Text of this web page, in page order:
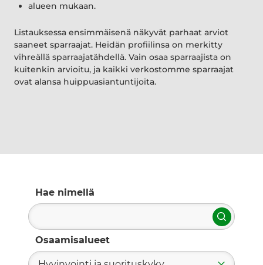
alueen mukaan.
Listauksessa ensimmäisenä näkyvät parhaat arviot
saaneet sparraajat. Heidän profiilinsa on merkitty
vihreällä sparraajatähdellä. Vain osaa sparraajista on
kuitenkin arvioitu, ja kaikki verkostomme sparraajat
ovat alansa huippuasiantuntijoita.
Hae nimellä
Hae
Osaamisalueet